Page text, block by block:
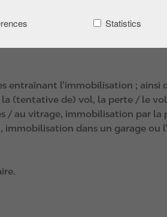
Statistics
pas 3,5 tonnes (voiture,
K à Touring dans le cadre du
entraînant l’immobilisation ; ainsi
(tentative de) vol, la perte / le
au vitrage, immobilisation par
dans un garage ou